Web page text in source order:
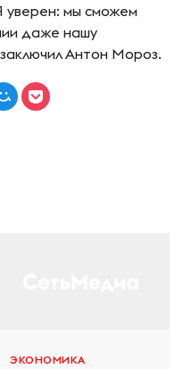
уверен: мы сможем
даже нашу
Антон Мороз.
ЭКОНОМИКА